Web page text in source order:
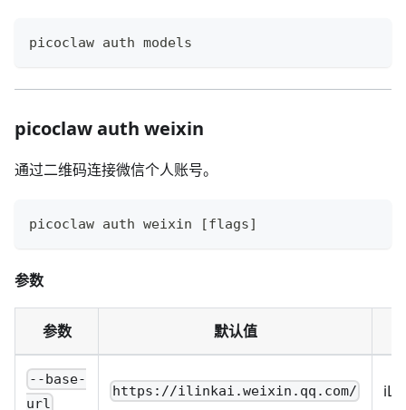
picoclaw auth models
picoclaw auth weixin
通过二维码连接微信个人账号。
picoclaw auth weixin [flags]
参数
参数 默认值
--base-
url
https://ilinkai.weixin.qq.com/